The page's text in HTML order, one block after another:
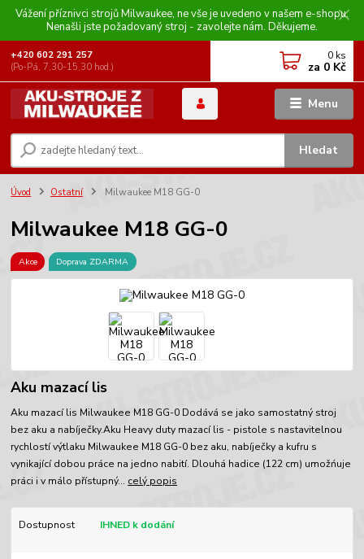
Vážení příznivci strojů Milwaukee, ne vše je uvedeno v našem e-shopu.
Nenašli jste požadovaný stroj - zavolejte nám. Děkujeme.
Menu
Hledat
+420 602 291 257
(Po-Pá, 7,30-15,30 hod.)
0 ks
za 0 Kč
Úvod Ostatní Milwaukee M18 GG-0
Milwaukee M18 GG-0
Akce Doprava ZDARMA
Aku mazací lis
Aku mazací lis Milwaukee M18 GG-0 Dodává se jako samostatný stroj
bez aku a nabíječky.Aku Heavy duty mazací lis - pistole s nastavitelnou
rychlostí výtlaku Milwaukee M18 GG-0 bez aku, nabíječky a kufru s
vynikající dobou práce na jedno nabití. Dlouhá hadice (122 cm) umožńuje
práci i v málo přístupný... celý popis
Dostupnost IHNED k dodání